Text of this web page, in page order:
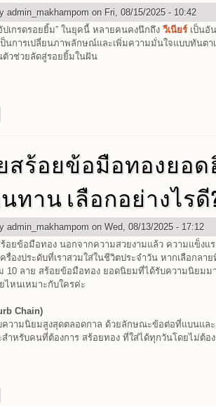
admin_makhampom on Fri, 08/15/2025 - 10:42
ปเกรดรอยยิ้ม” ในยุคนี้ หลายคนคงนึกถึง วีเนียร์ เป็นอั
นการเปลี่ยนภาพลักษณ์และเพิ่มความมั่นใจแบบทันต
ตัวช่วยลัดสู่รอยยิ้มในฝัน
ยสร้อยข้อมือทองยอ
ทาน เลือกอย่างไรดี
admin_makhampom on Wed, 08/13/2025 - 17:12
ร้อยข้อมือทอง นอกจากความสวยงามแล้ว ความแข็ง
ครื่องประดับที่เราสวมใส่ในชีวิตประจำวัน หากเลือกลา
ม 10 ลาย สร้อยข้อมือทอง ยอดนิยมที่ได้รับความนิยม
ไหนเหมาะกับใครค่ะ
Chain)
ความนิยมสูงสุดตลอดกาล ด้วยลักษณะข้อต่อที่แบนและ
ำหรับคนที่ต้องการ สร้อยทอง ที่ใส่ได้ทุกวันโดยไม่ต้อง